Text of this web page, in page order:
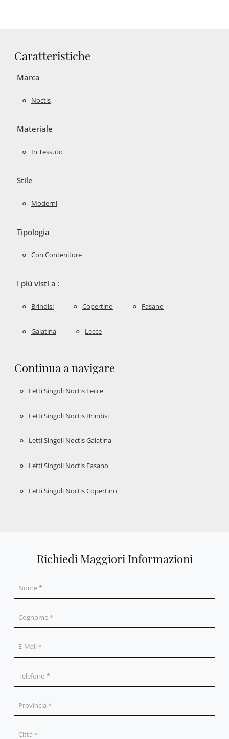
Caratteristiche
Marca
Noctis
Materiale
In Tessuto
Stile
Moderni
Tipologia
Con Contenitore
I più visti a :
Brindisi Copertino Fasano
Galatina Lecce
Continua a navigare
Letti Singoli Noctis Lecce
Letti Singoli Noctis Brindisi
Letti Singoli Noctis Galatina
Letti Singoli Noctis Fasano
Letti Singoli Noctis Copertino
Richiedi Maggiori Informazioni